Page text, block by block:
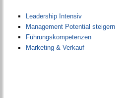
Leadership Intensiv
Management Potential steigern
Führungskompetenzen
Marketing & Verkauf